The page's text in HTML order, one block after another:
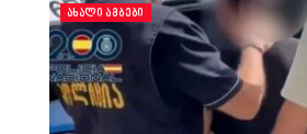
ᲐᲮᲐᲚᲘ ᲐᲛᲑᲔᲑᲘ